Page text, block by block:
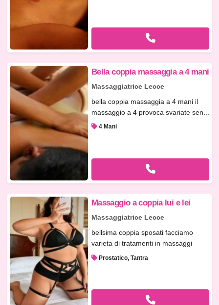
Bella coppia massaggia a 4 mani
Massaggiatrice Lecce
bella coppia massaggia a 4 mani il
massaggio a 4 provoca svariate sen...
4 Mani
Massaggio a coppia lui e lei
Massaggiatrice Lecce
bellsima coppia sposati facciamo
varieta di tratamenti in massaggi
tan...Prostatico, Tantra